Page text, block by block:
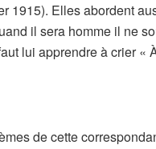
1915). Elles abordent
il sera homme il ne
lui apprendre à crier «
de cette